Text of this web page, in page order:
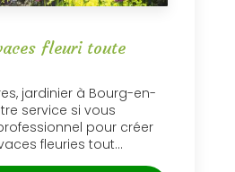
fleuri toute
jardinier à Bourg-en-
service si vous
pour créer
fleuries tout...